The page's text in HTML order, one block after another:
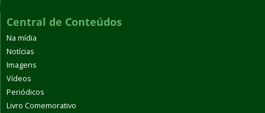
Central de Conteúdos
Na mídia
Notícias
Imagens
Vídeos
Periódicos
Livro Comemorativo